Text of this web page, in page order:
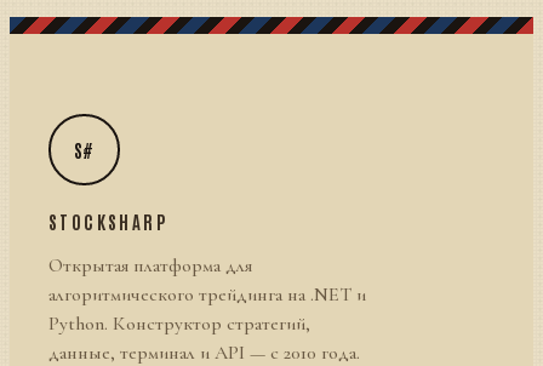
S#
STOCKSHARP
Открытая платформа для
алгоритмического трейдинга на .NET и
Python. Конструктор стратегий,
данные, терминал и API — с 2010 года.